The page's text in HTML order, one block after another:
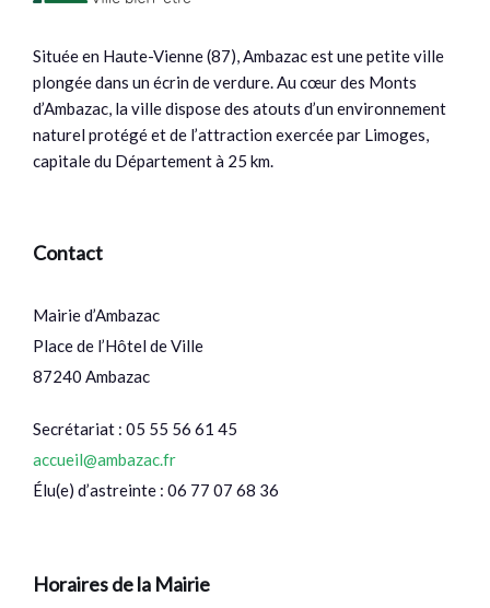
Située en Haute-Vienne (87), Ambazac est une petite ville
plongée dans un écrin de verdure. Au cœur des Monts
d’Ambazac, la ville dispose des atouts d’un environnement
naturel protégé et de l’attraction exercée par Limoges,
capitale du Département à 25 km.
Contact
Mairie d’Ambazac
Place de l’Hôtel de Ville
87240 Ambazac
Secrétariat : 05 55 56 61 45
accueil@ambazac.fr
Élu(e) d’astreinte : 06 77 07 68 36
Horaires de la Mairie